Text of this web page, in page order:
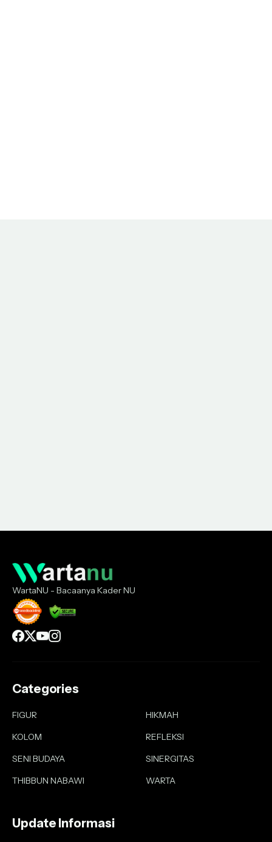
WartaNU - Bacaanya Kader NU
Categories
FIGUR
HIKMAH
KOLOM
REFLEKSI
SENI BUDAYA
SINERGITAS
THIBBUN NABAWI
WARTA
Update Informasi